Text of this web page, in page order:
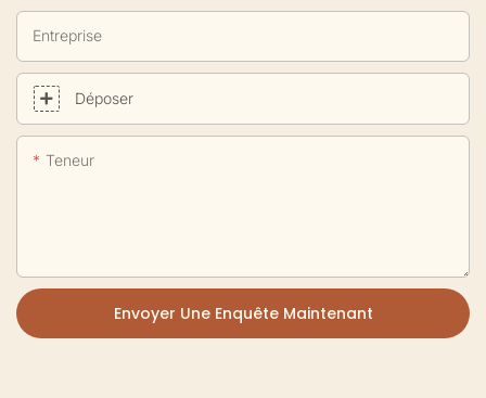
Entreprise
Déposer
Teneur
Envoyer Une Enquête Maintenant